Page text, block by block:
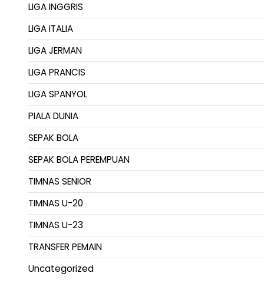
LIGA INGGRIS
LIGA ITALIA
LIGA JERMAN
LIGA PRANCIS
LIGA SPANYOL
PIALA DUNIA
SEPAK BOLA
SEPAK BOLA PEREMPUAN
TIMNAS SENIOR
TIMNAS U-20
TIMNAS U-23
TRANSFER PEMAIN
Uncategorized